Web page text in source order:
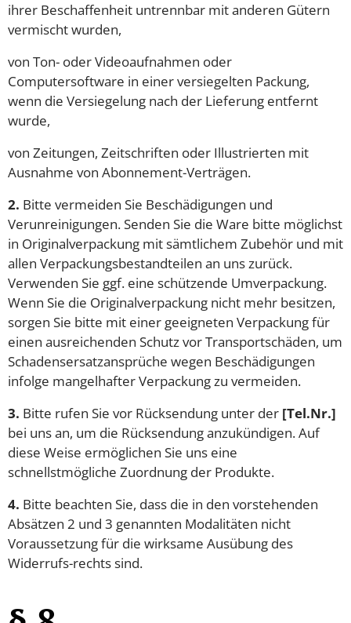
ihrer Beschaffenheit untrennbar mit anderen Gütern
vermischt wurden,
von Ton- oder Videoaufnahmen oder
Computersoftware in einer versiegelten Packung,
wenn die Versiegelung nach der Lieferung entfernt
wurde,
von Zeitungen, Zeitschriften oder Illustrierten mit
Ausnahme von Abonnement-Verträgen.
2. Bitte vermeiden Sie Beschädigungen und
Verunreinigungen. Senden Sie die Ware bitte möglichst
in Originalverpackung mit sämtlichem Zubehör und mit
allen Verpackungsbestandteilen an uns zurück.
Verwenden Sie ggf. eine schützende Umverpackung.
Wenn Sie die Originalverpackung nicht mehr besitzen,
sorgen Sie bitte mit einer geeigneten Verpackung für
einen ausreichenden Schutz vor Transportschäden, um
Schadensersatzansprüche wegen Beschädigungen
infolge mangelhafter Verpackung zu vermeiden.
3. Bitte rufen Sie vor Rücksendung unter der [Tel.Nr.]
bei uns an, um die Rücksendung anzukündigen. Auf
diese Weise ermöglichen Sie uns eine
schnellstmögliche Zuordnung der Produkte.
4. Bitte beachten Sie, dass die in den vorstehenden
Absätzen 2 und 3 genannten Modalitäten nicht
Voraussetzung für die wirksame Ausübung des
Widerrufs-rechts sind.